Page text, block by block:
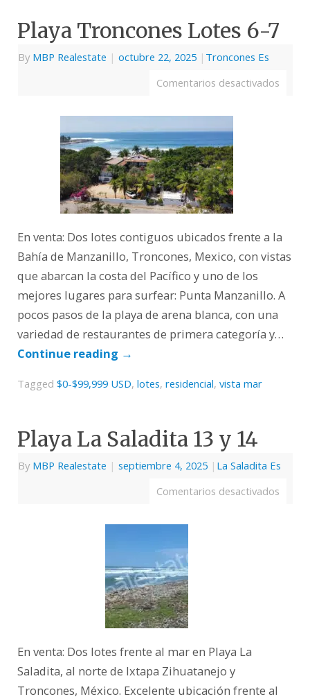
Playa Troncones Lotes 6-7
By MBP Realestate | octubre 22, 2025 | Troncones Es
Comentarios desactivados
En venta: Dos lotes contiguos ubicados frente a la
Bahía de Manzanillo, Troncones, Mexico, con vistas
que abarcan la costa del Pacífico y uno de los
mejores lugares para surfear: Punta Manzanillo. A
pocos pasos de la playa de arena blanca, con una
variedad de restaurantes de primera categoría y…
Continue reading →
Tagged $0-$99,999 USD, lotes, residencial, vista mar
Playa La Saladita 13 y 14
By MBP Realestate | septiembre 4, 2025 | La Saladita Es
Comentarios desactivados
En venta: Dos lotes frente al mar en Playa La
Saladita, al norte de Ixtapa Zihuatanejo y
Troncones, México. Excelente ubicación frente al